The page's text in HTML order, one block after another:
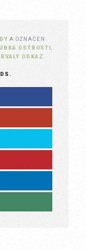
A OZNAČEN
OSTROSTI
ODKAZ